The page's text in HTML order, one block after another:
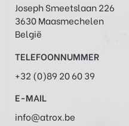
Joseph Smeetslaan 226
3630 Maasmechelen
België
TELEFOONNUMMER
+32 (0)89 20 60 39
E-MAIL
info@atrox.be